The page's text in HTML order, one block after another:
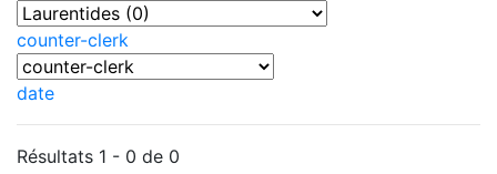
counter-clerk
date
Résultats 1 - 0 de 0